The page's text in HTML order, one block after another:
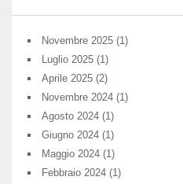
Novembre 2025 (1)
Luglio 2025 (1)
Aprile 2025 (2)
Novembre 2024 (1)
Agosto 2024 (1)
Giugno 2024 (1)
Maggio 2024 (1)
Febbraio 2024 (1)